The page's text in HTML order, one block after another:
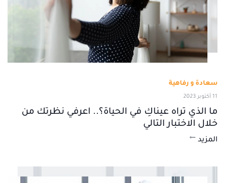
سعادة و رفاهية
11 أكتوبر 2023
ما الذي تراه عيناكِ في الحياة؟.. اعرفي نظرتك من
خلال الاختبار التالي
المزيد